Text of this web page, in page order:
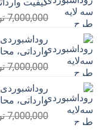
7,000,000
وارداتی،
7,000,000
وارداتی،
7,000,000